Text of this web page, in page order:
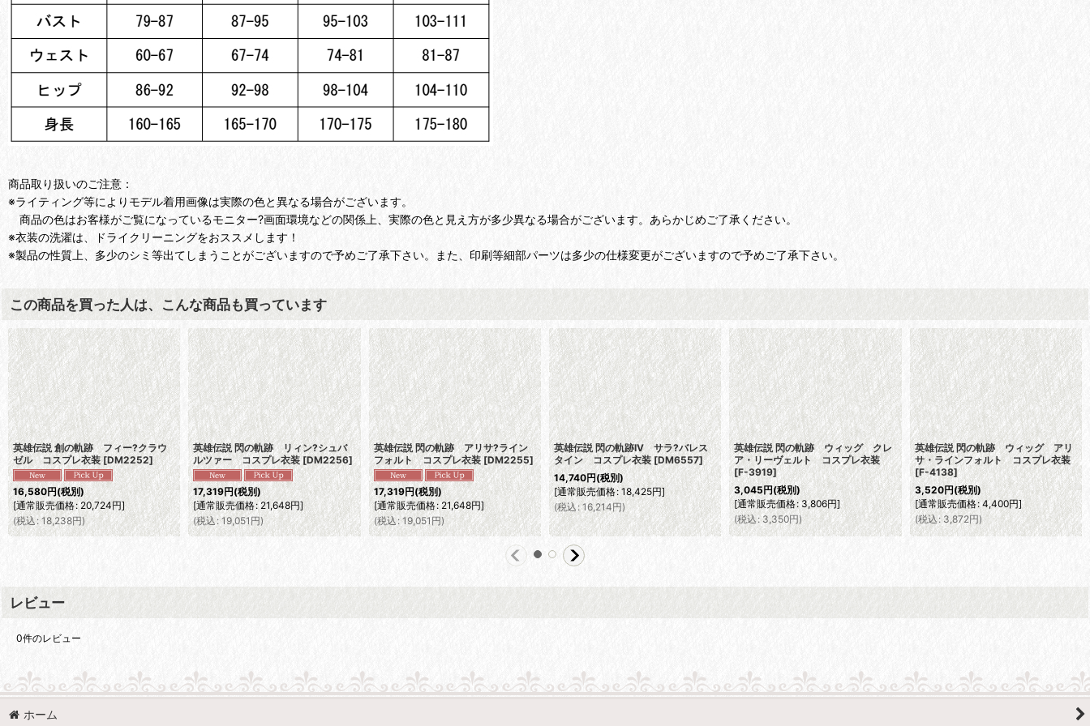
商品取り扱いのご注意：
※ライティング等によりモデル着用画像は実際の色と異なる場合がございます。
商品の色はお客様がご覧になっているモニター?画面環境などの関係上、実際の色と見え方が多少異なる場合がございます。あらかじめご了承ください。
※衣装の洗濯は、ドライクリーニングをおススメします！
※製品の性質上、多少のシミ等出てしまうことがございますので予めご了承下さい。また、印刷等細部パーツは多少の仕様変更がございますので予めご了承下さい。
この商品を買った人は、こんな商品も買っています
英雄伝説 創の軌跡 フィー?クラウ
ゼル コスプレ衣装 [DM2252]
16,580円(税別)
[通常販売価格: 20,724円]
(税込 : 18,238円)
英雄伝説 閃の軌跡 リィン?シュバ
ルツァー コスプレ衣装 [DM2256]
17,319円(税別)
[通常販売価格: 21,648円]
(税込: 19,051円)
英雄伝説 閃の軌跡 アリサ?ライン
フォルト コスプレ衣装 [DM2255]
17,319円(税別)
[通常販売価格: 21,648円]
(税込: 19,051円)
英雄伝説 閃の軌跡IV サラ?バレス
タイン コスプレ衣装 [DM6557]
14,740円(税別)
[通常販売価格: 18,425円]
(税込 : 16,214円)
英雄伝説 閃の軌跡 ウィッグ クレ
ア・リーヴェルト コスプレ衣装
[F-3919]
3,045円(税別)
[通常販売価格: 3,806円]
(税込: 3,350円)
英雄伝説 閃の軌跡 ウィッグ アリ
サ・ラインフォルト コスプレ衣装
[F-4138]
3,520円(税別)
[通常販売価格: 4,400円]
(税込: 3,872円)
レビュー
0件のレビュー
ホーム